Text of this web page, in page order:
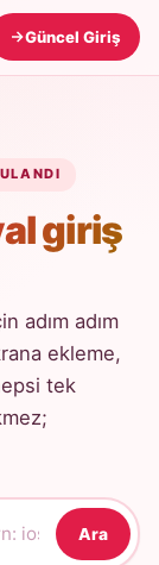
Güncel Giriş
giriş
adım adım
ekleme,
tek
Ara